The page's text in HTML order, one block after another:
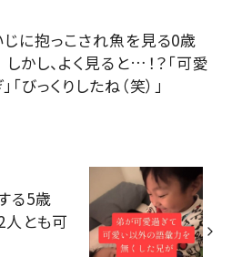
じに抱っこされ魚を見る0歳
かし、よく見ると…！？「可愛
「びっくりしたね（笑）」
る5歳
人とも可